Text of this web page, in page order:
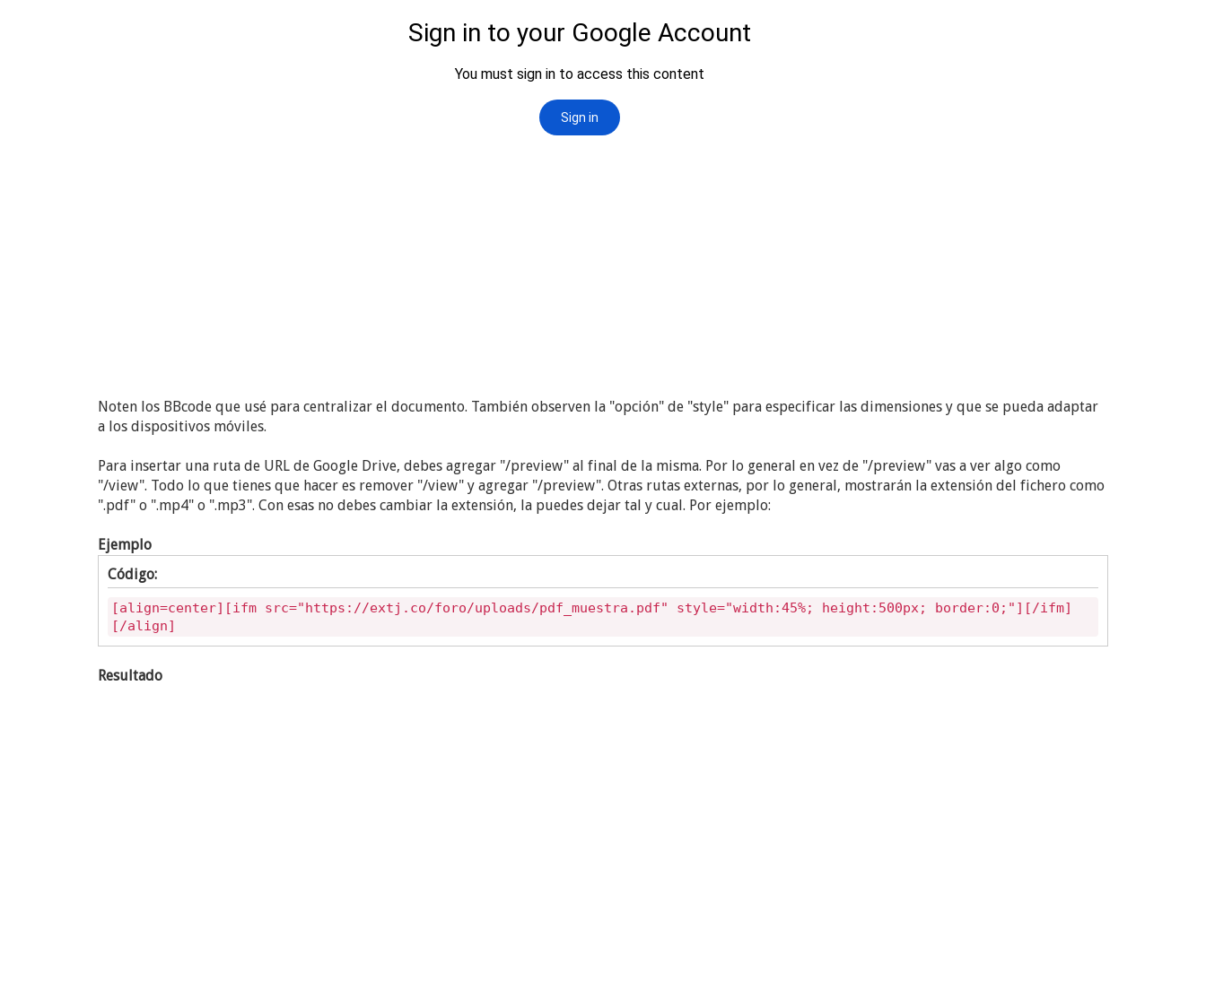
Noten los BBcode que usé para centralizar el documento. También observen la "opción" de "style" para especificar las dimensiones y que se pueda adaptar
a los dispositivos móviles.
Para insertar una ruta de URL de Google Drive, debes agregar "/preview" al final de la misma. Por lo general en vez de "/preview" vas a ver algo como
"/view". Todo lo que tienes que hacer es remover "/view" y agregar "/preview". Otras rutas externas, por lo general, mostrarán la extensión del fichero como
".pdf" o ".mp4" o ".mp3". Con esas no debes cambiar la extensión, la puedes dejar tal y cual. Por ejemplo:
Ejemplo
Código:
[align=center][ifm src="https://extj.co/foro/uploads/pdf_muestra.pdf" style="width:45%; height:500px; border:0;"][/ifm]
[/align]
Resultado